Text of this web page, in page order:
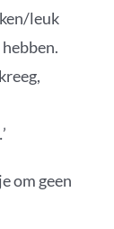
leuk
om geen